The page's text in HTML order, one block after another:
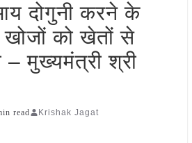
दोगुनी करने के
खोजों को खेतों से
– मुख्यमंत्री श्री
read Krishak Jagat